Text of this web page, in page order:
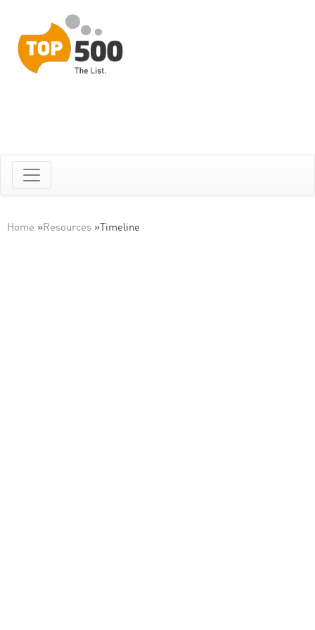
Home »Resources » Timeline